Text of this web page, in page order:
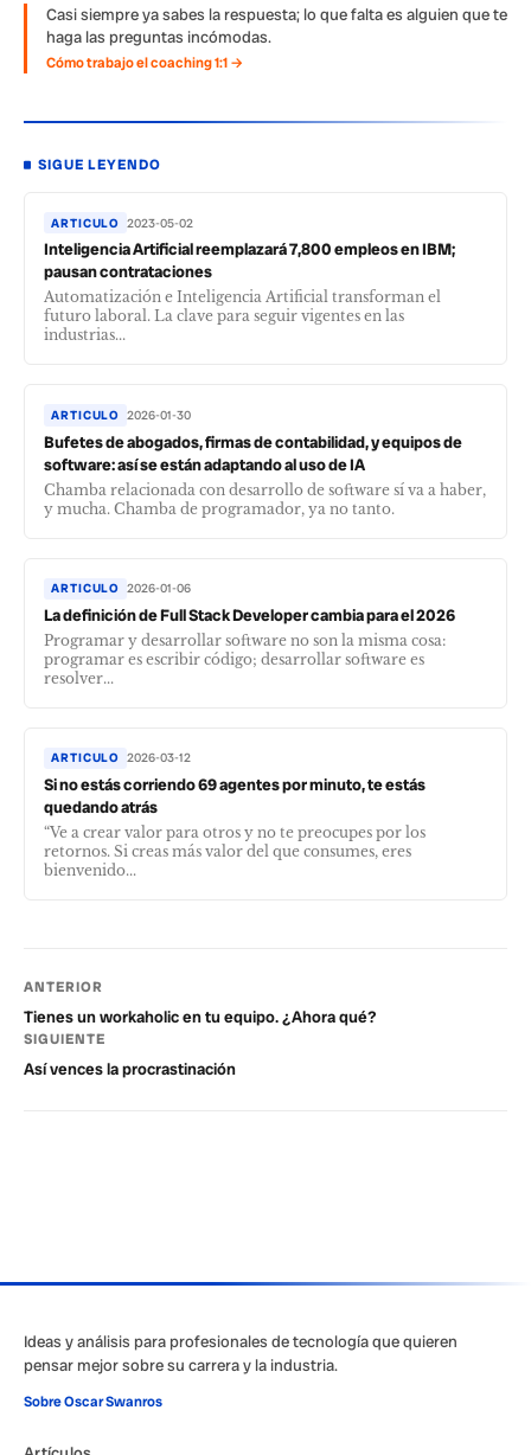
Casi siempre ya sabes la respuesta; lo que falta es alguien que te
haga las preguntas incómodas.
Cómo trabajo el coaching 1:1 →
SIGUE LEYENDO
ARTICULO 2023-05-02
Inteligencia Artificial reemplazará 7,800 empleos en IBM;
pausan contrataciones
Automatización e Inteligencia Artificial transforman el
futuro laboral. La clave para seguir vigentes en las
industrias...
ARTICULO 2026-01-30
Bufetes de abogados, firmas de contabilidad, y equipos de
software: así se están adaptando al uso de IA
Chamba relacionada con desarrollo de software sí va a haber,
y mucha. Chamba de programador, ya no tanto.
ARTICULO 2026-01-06
La definición de Full Stack Developer cambia para el 2026
Programar y desarrollar software no son la misma cosa:
programar es escribir código; desarrollar software es
resolver...
ARTICULO 2026-03-12
Si no estás corriendo 69 agentes por minuto, te estás
quedando atrás
“Ve a crear valor para otros y no te preocupes por los
retornos. Si creas más valor del que consumes, eres
bienvenido...
ANTERIOR
Tienes un workaholic en tu equipo. ¿Ahora qué?
SIGUIENTE
Así vences la procrastinación
Ideas y análisis para profesionales de tecnología que quieren
pensar mejor sobre su carrera y la industria.
Sobre Oscar Swanros